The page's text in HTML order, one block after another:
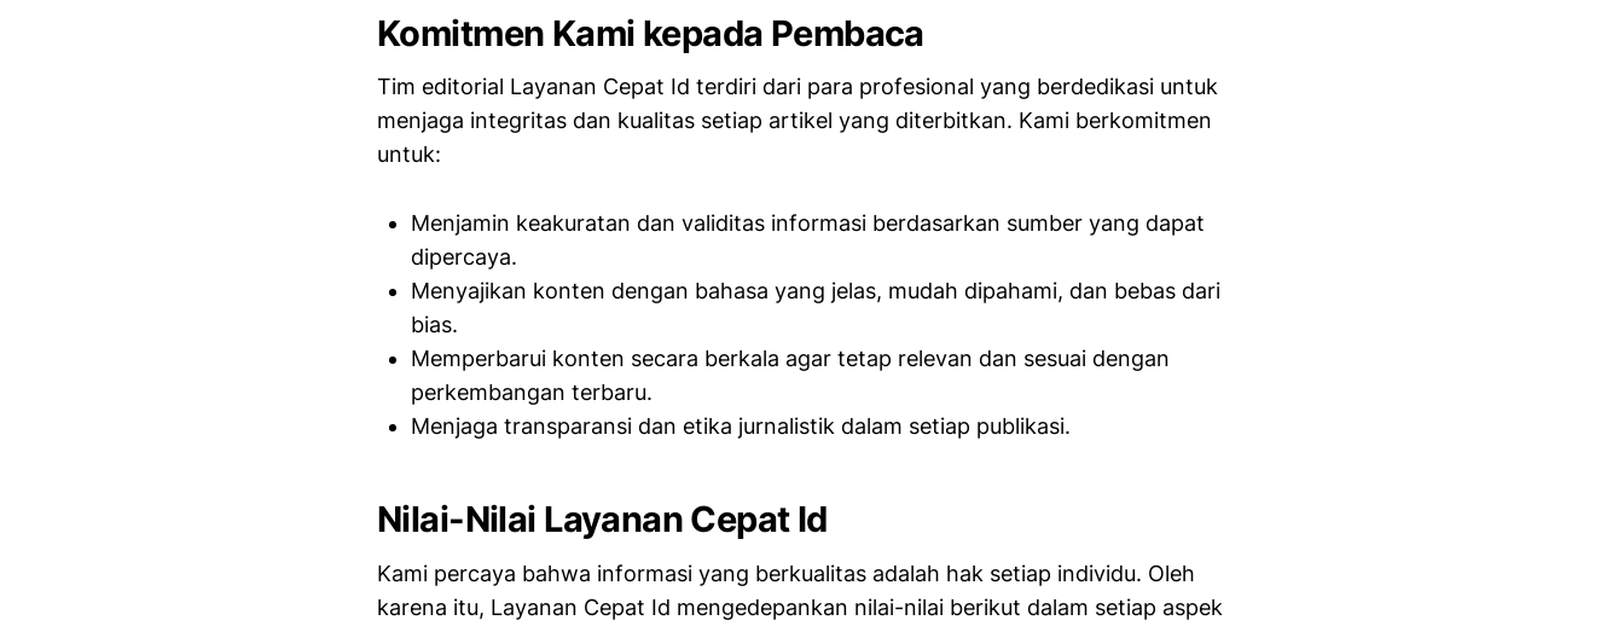
Komitmen Kami kepada Pembaca
Tim editorial Layanan Cepat Id terdiri dari para profesional yang berdedikasi untuk
menjaga integritas dan kualitas setiap artikel yang diterbitkan. Kami berkomitmen
untuk:
Menjamin keakuratan dan validitas informasi berdasarkan sumber yang dapat
dipercaya.
Menyajikan konten dengan bahasa yang jelas, mudah dipahami, dan bebas dari
bias.
Memperbarui konten secara berkala agar tetap relevan dan sesuai dengan
perkembangan terbaru.
Menjaga transparansi dan etika jurnalistik dalam setiap publikasi.
Nilai-Nilai Layanan Cepat Id
Kami percaya bahwa informasi yang berkualitas adalah hak setiap individu. Oleh
karena itu, Layanan Cepat Id mengedepankan nilai-nilai berikut dalam setiap aspek